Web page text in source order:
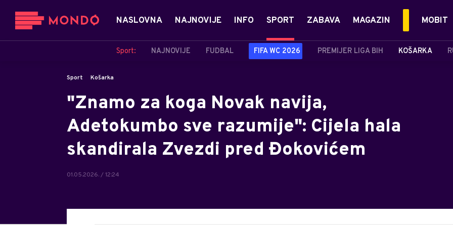
NASLOVNA NAJNOVIJE INFO SPORT
Sport: NAJNOVIJE FUDBAL FIFA WC 2026 PREMIJER LIGA BIH KOŠARKA
ZABAVA MAGAZIN MOBIT
Sport Košarka
"Znamo za koga Novak navija,
Adetokumbo sve razumije": Cijela hala
skandirala Zvezdi pred Đokovićem
01.05.2026. / 12:24